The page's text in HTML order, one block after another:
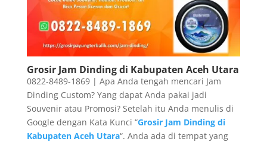
Grosir Jam Dinding di Kabupaten Aceh Utara
0822-8489-1869 | Apa Anda tengah mencari Jam
Dinding Custom? Yang dapat Anda pakai jadi
Souvenir atau Promosi? Setelah itu Anda menulis di
Google dengan Kata Kunci “Grosir Jam Dinding di
Kabupaten Aceh Utara“. Anda ada di tempat yang